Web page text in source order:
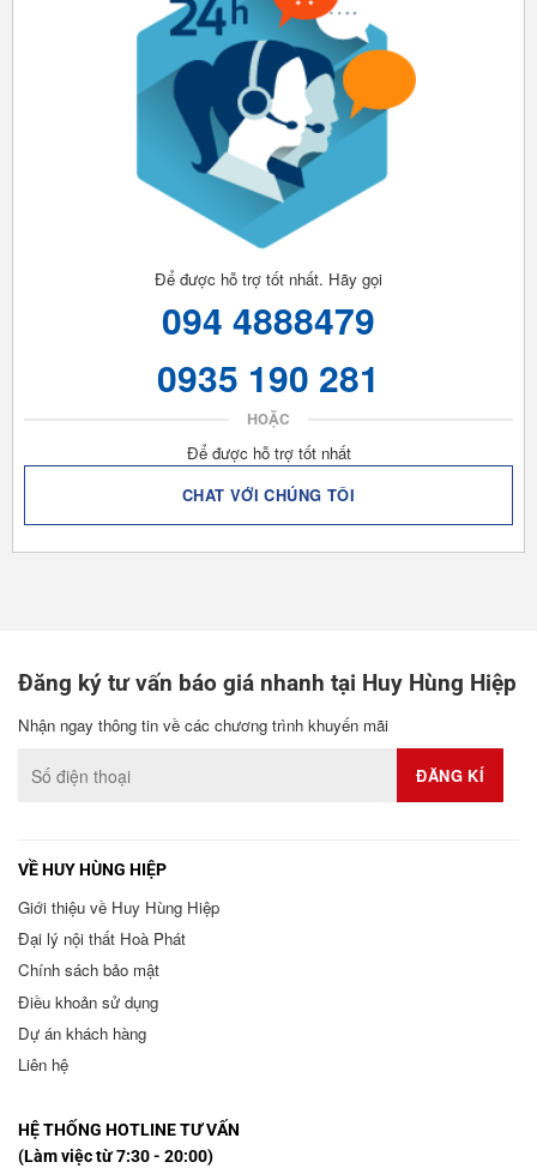
Để được hỗ trợ tốt nhất. Hãy gọi
094 4888479
0935 190 281
HOẶC
Để được hỗ trợ tốt nhất
CHAT VỚI CHÚNG TÔI
Đăng ký tư vấn báo giá nhanh tại Huy Hùng Hiệp
Nhận ngay thông tin về các chương trình khuyến mãi
VỀ HUY HÙNG HIỆP
Giới thiệu về Huy Hùng Hiệp
Đại lý nội thất Hoà Phát
Chính sách bảo mật
Điều khoản sử dụng
Dự án khách hàng
Liên hệ
HỆ THỐNG HOTLINE TƯ VẤN
(Làm việc từ 7:30 - 20:00)